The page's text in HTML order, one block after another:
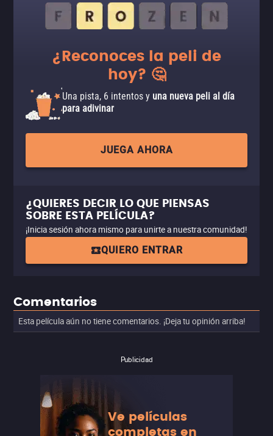
¿Reconoces la peli de
hoy? 🤔
Una pista, 6 intentos y una nueva peli al día
para adivinar
JUEGA AHORA
¿QUIERES DECIR LO QUE PIENSAS
SOBRE ESTA PELÍCULA?
¡Inicia sesión ahora mismo para unirte a nuestra comunidad!
QUIERO ENTRAR
Comentarios
Esta película aún no tiene comentarios. ¡Deja tu opinión arriba!
Publicidad
Ve películas